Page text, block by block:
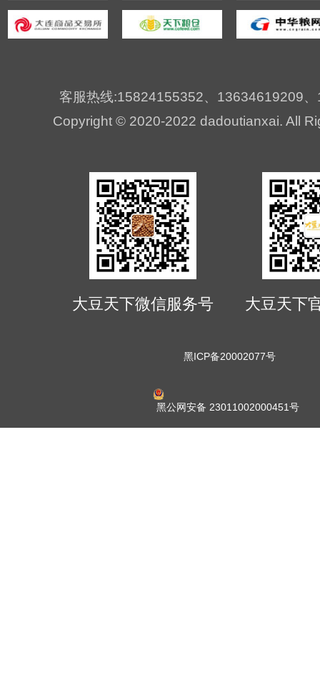
客服热线:15824155352、13634619209
Copyright © 2020-2022 dadoutianxai. All
大豆天下微信服务号 大豆天下
黑ICP备20002077号
黑公网安备 23011002000451号